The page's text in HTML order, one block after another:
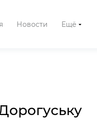
Новости Ещё